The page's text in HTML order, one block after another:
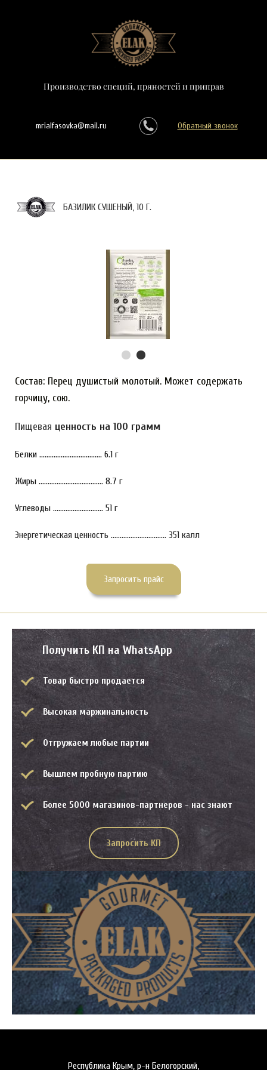
Производство специй, пряностей и приправ
mrialfasovka@mail.ru Обратный звонок
БАЗИЛИК СУШЕНЫЙ, 10 Г.
Состав: Перец душистый молотый. Может содержать
горчицу, сою.
Пищевая ценность на 100 грамм
Белки ................................... 6.1 г
Жиры .................................... 8.7 г
Углеводы ............................ 51 г
Энергетическая ценность ............................... 351 калл
Запросить прайс
Получить КП на WhatsApp
Товар быстро продается
Высокая маржинальность
Отгружаем любые партии
Вышлем пробную партию
Более 5000 магазинов-партнеров - нас знают
Запросить КП
Республика Крым, р-н Белогорский,